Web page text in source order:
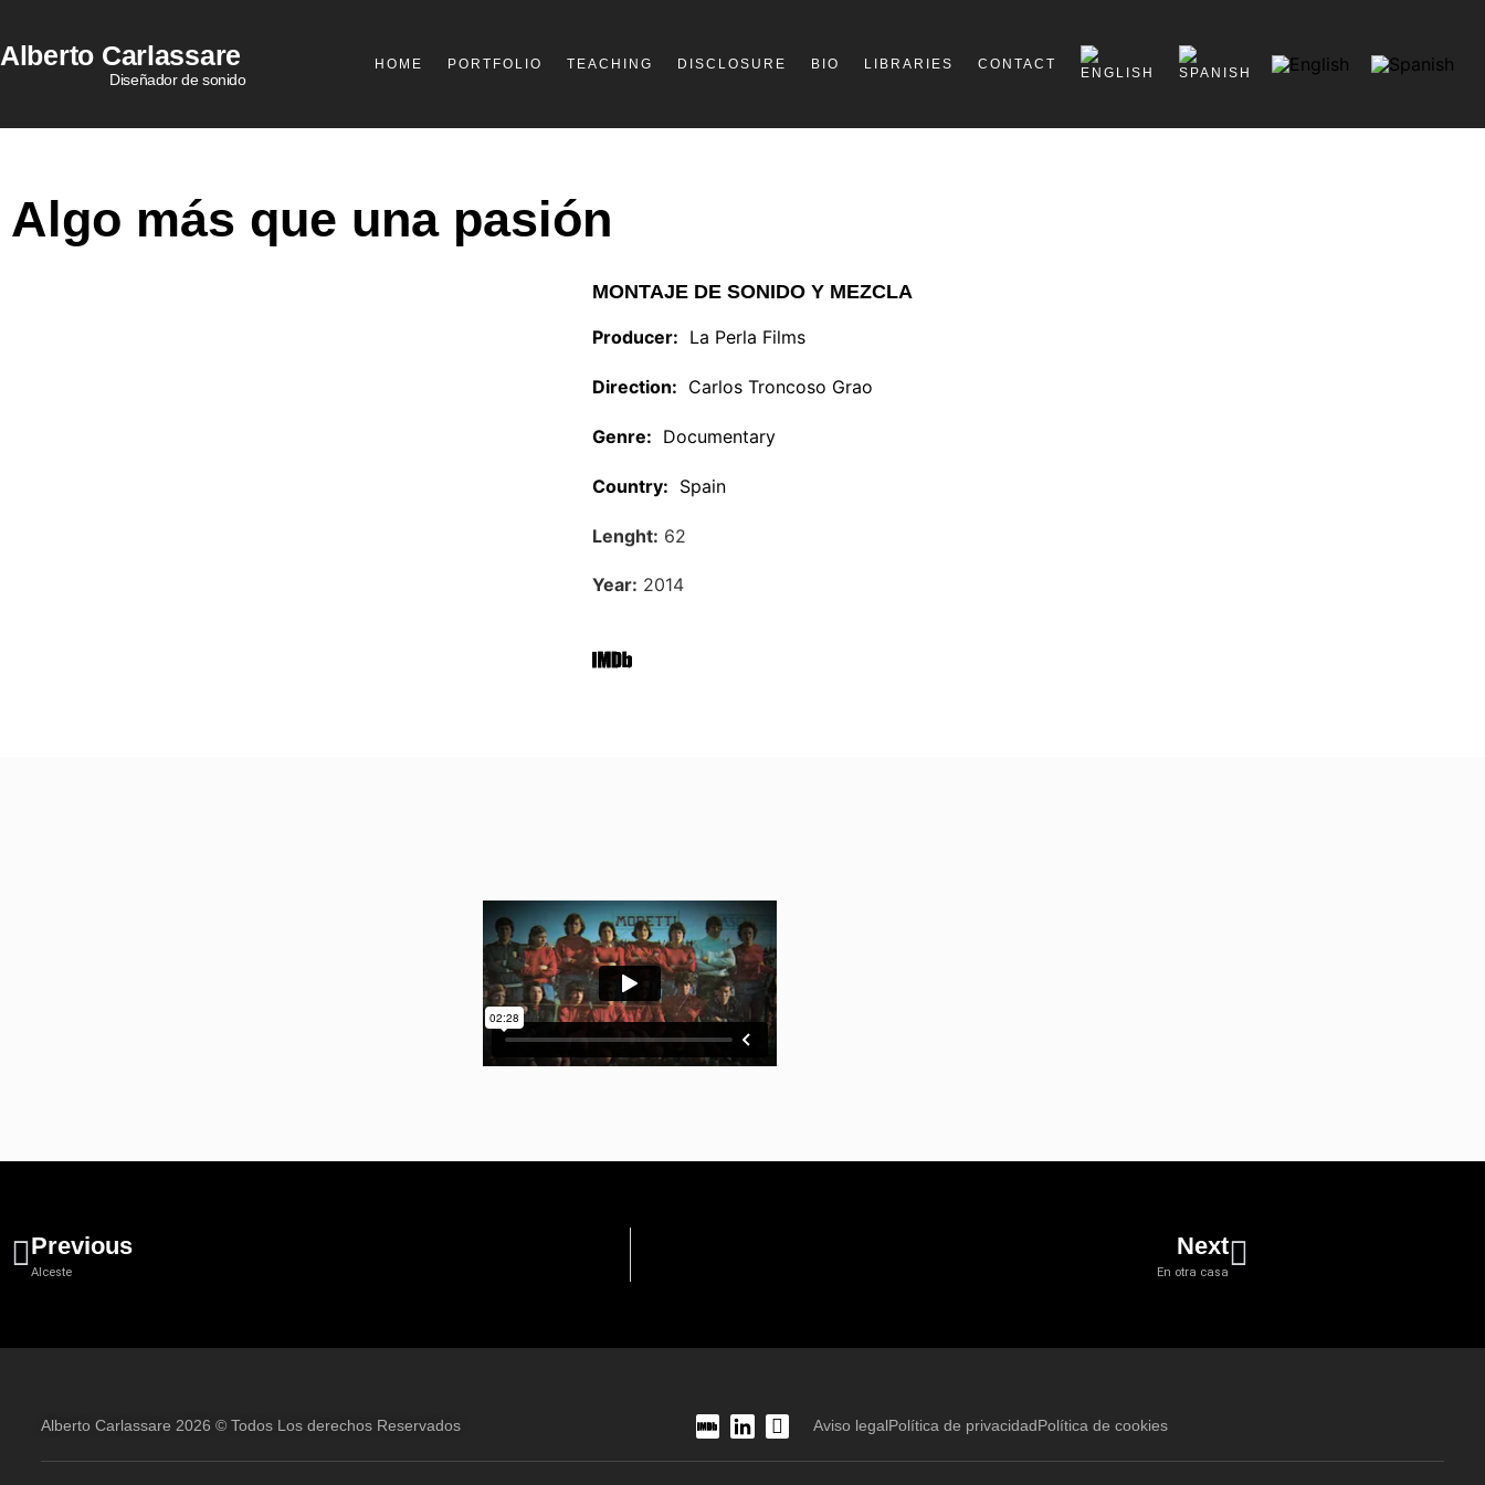
Alberto Carlassare
Diseñador de sonido
HOME PORTFOLIO TEACHING DISCLOSURE BIO LIBRARIES CONTACT
Algo más que una pasión
MONTAJE DE SONIDO Y MEZCLA
Producer: La Perla Films
Direction: Carlos Troncoso Grao
Genre: Documentary
Country: Spain
Lenght: 62
Year: 2014
Previous
Alceste
Next
En otra casa
Alberto Carlassare 2026 © Todos Los derechos Reservados Aviso legalPolítica de privacidadPolítica de cookies